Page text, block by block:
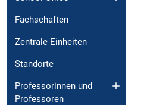
Fachschaften
Zentrale Einheiten
Standorte
Professorinnen und
Professoren